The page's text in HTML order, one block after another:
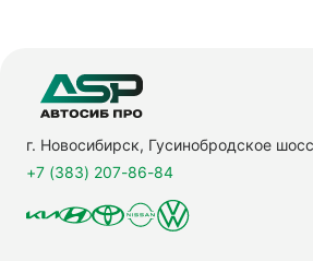
г. Новосибирск, Гусинобродское
+7 (383) 207-86-84